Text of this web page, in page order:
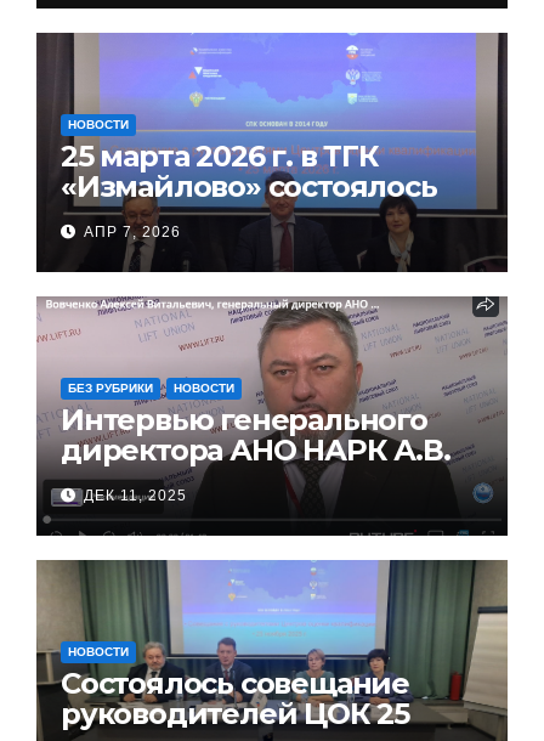
НОВОСТИ
25 марта 2026 г. в ТГК
«Измайлово» состоялось
совещание руководителей
ЦОК
АПР 7, 2026
БЕЗ РУБРИКИ НОВОСТИ
Интервью генерального
директора АНО НАРК А.В.
Вовченко на XVIII
Всероссийской
конференции работников
лифтового комплекса
ДЕК 11, 2025
НОВОСТИ
Состоялось совещание
руководителей ЦОК 25